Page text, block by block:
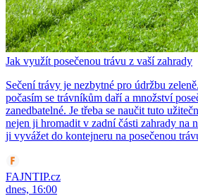
Jak využít posečenou trávu z vaší zahrady
Sečení trávy je nezbytné pro údržbu
počasím se trávníkům daří a množství
zanedbatelné. Je třeba se naučit tuto
nejen ji hromadit v zadní části zahrady na
ji vyvážet do kontejneru na posečenou
FAJNTIP.cz
dnes, 16:00